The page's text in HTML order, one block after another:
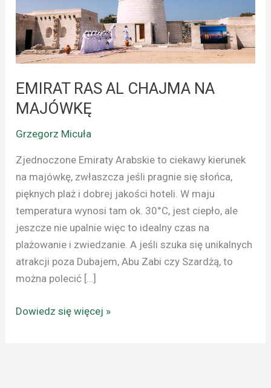
EMIRAT RAS AL CHAJMA NA
MAJÓWKĘ
Grzegorz Micuła
Zjednoczone Emiraty Arabskie to ciekawy kierunek
na majówkę, zwłaszcza jeśli pragnie się słońca,
pięknych plaż i dobrej jakości hoteli. W maju
temperatura wynosi tam ok. 30°C, jest ciepło, ale
jeszcze nie upalnie więc to idealny czas na
plażowanie i zwiedzanie. A jeśli szuka się unikalnych
atrakcji poza Dubajem, Abu Zabi czy Szardżą, to
można polecić […]
MAJÓWKĘ
Dowiedz się więcej »